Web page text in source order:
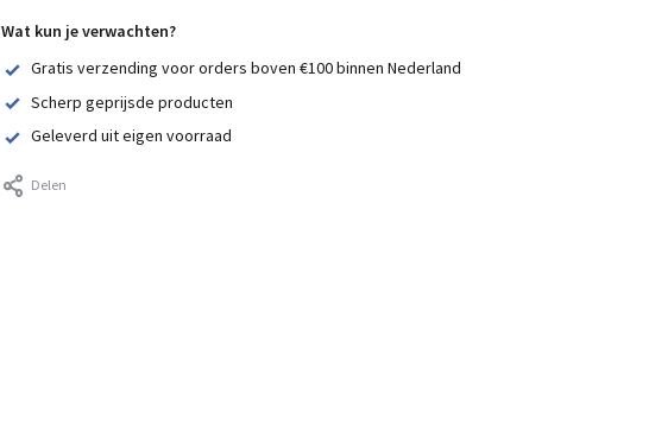
Wat kun je verwachten?
Gratis verzending voor orders boven €100 binnen Nederland
Scherp geprijsde producten
Geleverd uit eigen voorraad
Delen